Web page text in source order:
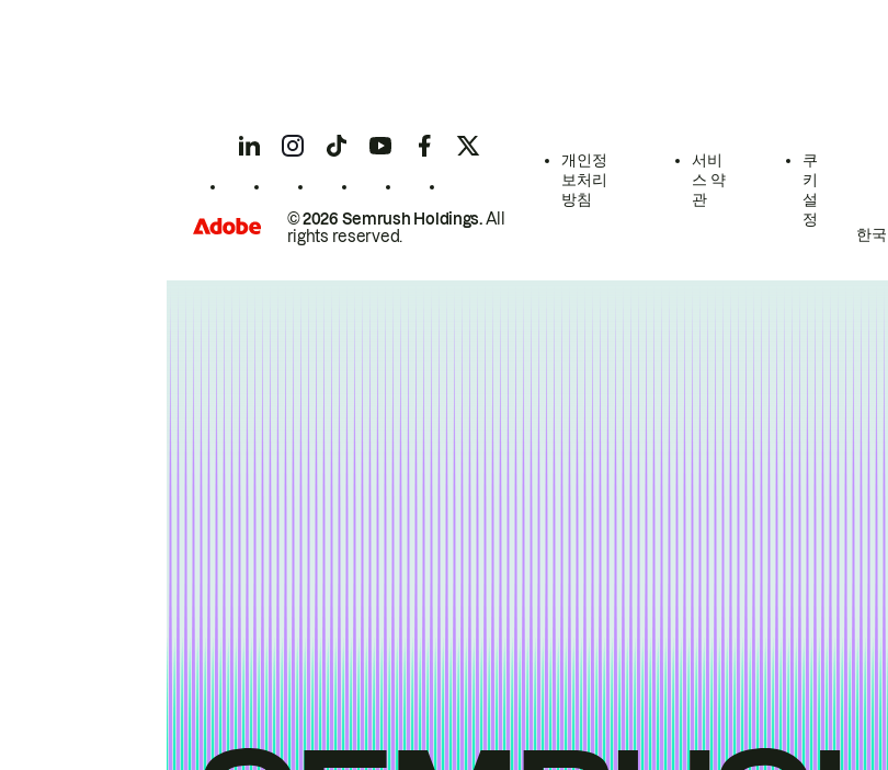
© 2026 Semrush Holdings.All
rights reserved.
개인정
보처리
방침
서비
스 약
관
쿠
키
설
정
한